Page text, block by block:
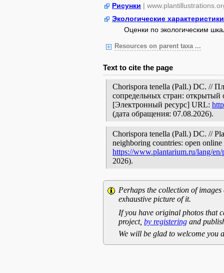
Рисунки |
Экологические характеристики
Оценки по экологическим
Resources on parent taxa ...
Text to cite the page
Chorispora tenella (Pall.) DC. //
сопредельных стран: открытый
[Электронный ресурс] URL:
(дата обращения: 07.08.2026).
Chorispora tenella (Pall.) DC. //
neighboring countries: open
https://www.plantarium.ru/lang/
2026).
Perhaps the collection of
exhaustive picture of it.
If you have original photos that
project, by registering and
We will be glad to welcome